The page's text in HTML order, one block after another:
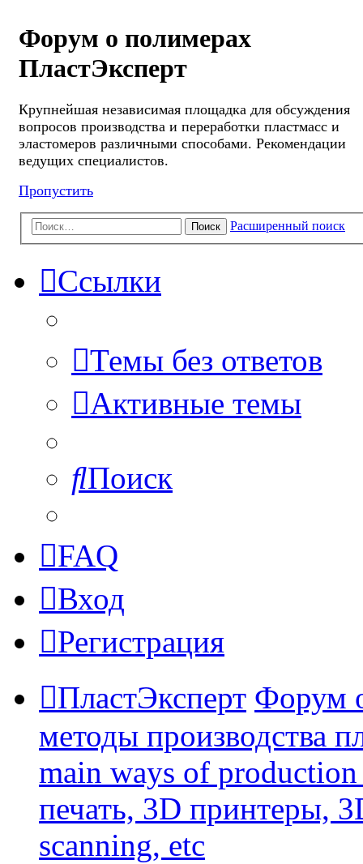
Форум о полимерах
ПластЭксперт
Крупнейшая независимая площадка для обсуждения
вопросов производства и переработки пластмасс и
эластомеров различными способами. Рекомендации
ведущих специалистов.
Пропустить
Поиск Расширенный поиск
Ссылки
Темы без ответов
Активные темы
Поиск
FAQ
Вход
Регистрация
ПластЭксперт Форум
методы производства
main ways of
печать, 3D принтеры,
scanning, etc